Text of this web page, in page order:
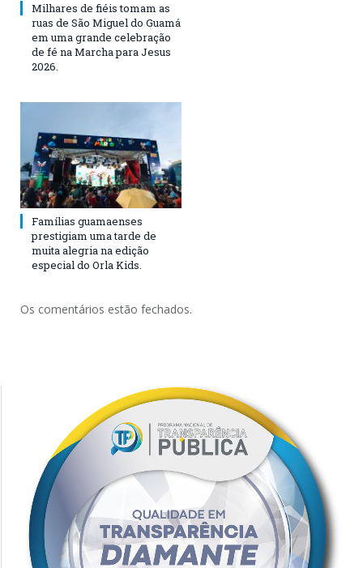
Milhares de fiéis tomam as
ruas de São Miguel do Guamá
em uma grande celebração
de fé na Marcha para Jesus
2026.
Famílias guamaenses
prestigiam uma tarde de
muita alegria na edição
especial do Orla Kids.
Os comentários estão fechados.